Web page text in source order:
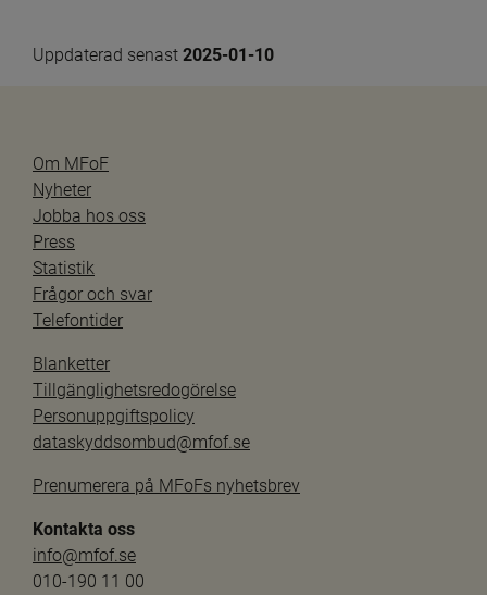
Uppdaterad senast 2025-01-10
Om MFoF
Nyheter
Jobba hos oss
Press
Statistik
Frågor och svar
Telefontider
Blanketter
Tillgänglighetsredogörelse
Personuppgiftspolicy
dataskyddsombud@mfof.se
Prenumerera på MFoFs nyhetsbrev
Kontakta oss
info@mfof.se
010-190 11 00